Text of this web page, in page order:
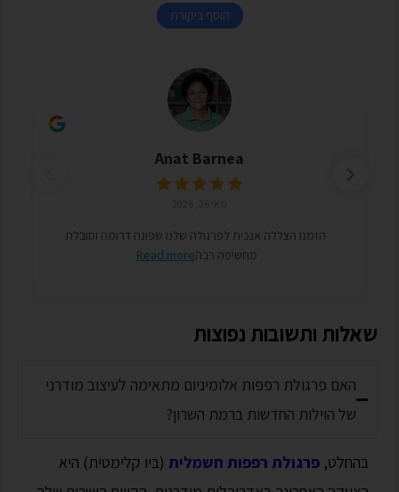
הוסף ביקורת
Anat Barnea
הזמנו הצללה אנכית לפרגולה שלנו שפונה דרומה וסובלת
מחשיפה רבהRead more
שאלות ותשובות נפוצות
האם פרגולת רפפות אלומיניום מתאימה לעיצוב מודרני
של הוילות החדשות ברמת השרון?
בהחלט, פרגולת רפפות חשמלית (ביו קלימטית) היא